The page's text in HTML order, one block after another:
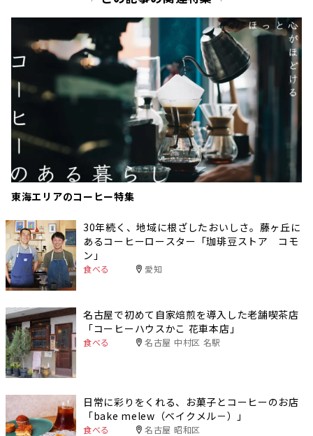
東海エリアのコーヒー特集
30年続く、地域に根ざしたおいしさ。藤ヶ丘に
あるコーヒーロースター「珈琲豆ストア コモ
ン」
食べる 愛知
名古屋で初めて自家焙煎を導入した老舗喫茶店
「コーヒーハウスかこ 花車本店」
食べる 名古屋 中村区 名駅
日常に彩りをくれる、お菓子とコーヒーのお店
「bake melew（ベイクメル－）」
食べる 名古屋 昭和区